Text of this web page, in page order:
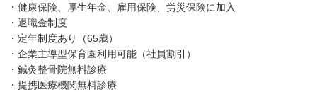
・健康保険、厚生年金、雇用保険、労災保険に加入
・退職金制度
・定年制度あり（65歳）
・企業主導型保育園利用可能（社員割引）
・鍼灸整骨院無料診療
・提携医療機関無料診療